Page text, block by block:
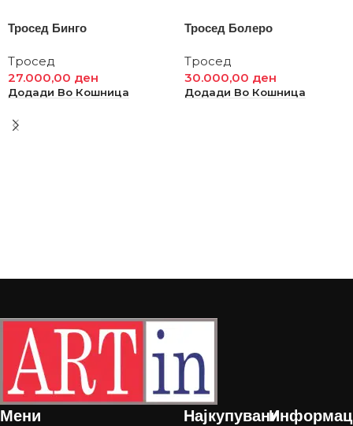
Тросед Бинго
Тросед
27.000,00 ден
Додади Во Кошница
Тросед Болеро
Тросед
30.000,00 ден
Додади Во Кошница
Мени
Најкупувани